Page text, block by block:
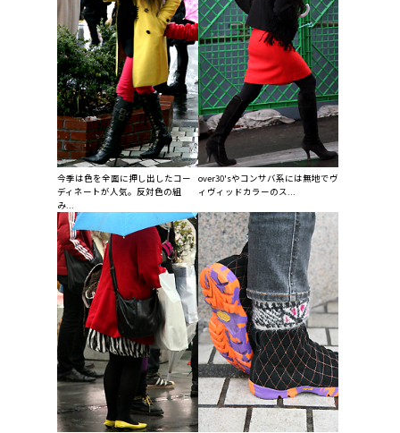
今季は色を全面に押し出したコー
ディネートが人気。反対色の組
み...
over30'sやコンサバ系には無地でヴ
ィヴィッドカラーのス...